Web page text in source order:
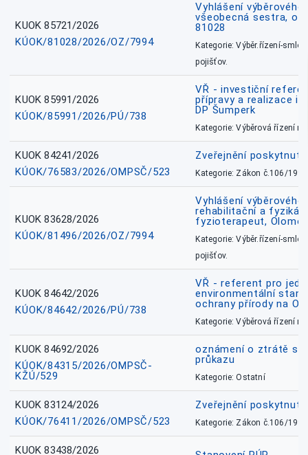
KUOK 85721/2026
KÚOK/81028/2026/OZ/7994
Vyhlášení
všeobecná sestra,
81028
Kategorie: Výběr.řízení-
pojišťov.
KUOK 85991/2026
KÚOK/85991/2026/PÚ/738
VŘ - investiční
přípravy a realizace
DP Šumperk
Kategorie: Výběrová řízení
KUOK 84241/2026
KÚOK/76583/2026/OMPSČ/523
Zveřejnění
Kategorie: Zákon č.106/1999
KUOK 83628/2026
KÚOK/81496/2026/OZ/7994
Vyhlášení
rehabilitační a
fyzioterapeut,
Kategorie: Výběr.řízení-
pojišťov.
KUOK 84642/2026
KÚOK/84642/2026/PÚ/738
VŘ - referent pro
environmentální
ochrany přírody na
Kategorie: Výběrová řízení
KUOK 84692/2026
KÚOK/84315/2026/OMPSČ-
KŽÚ/529
oznámení o ztrátě
průkazu
Kategorie: Ostatní
KUOK 83124/2026
KÚOK/76411/2026/OMPSČ/523
Zveřejnění
Kategorie: Zákon č.106/1999
KUOK 83438/2026